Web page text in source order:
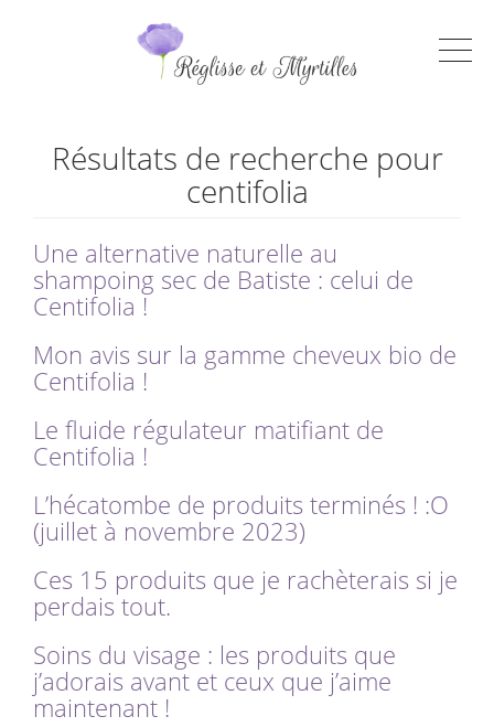
Résultats de recherche pour
centifolia
Une alternative naturelle au
shampoing sec de Batiste : celui de
Centifolia !
Mon avis sur la gamme cheveux bio de
Centifolia !
Le fluide régulateur matifiant de
Centifolia !
L’hécatombe de produits terminés ! :O
(juillet à novembre 2023)
Ces 15 produits que je rachèterais si je
perdais tout.
Soins du visage : les produits que
j’adorais avant et ceux que j’aime
maintenant !